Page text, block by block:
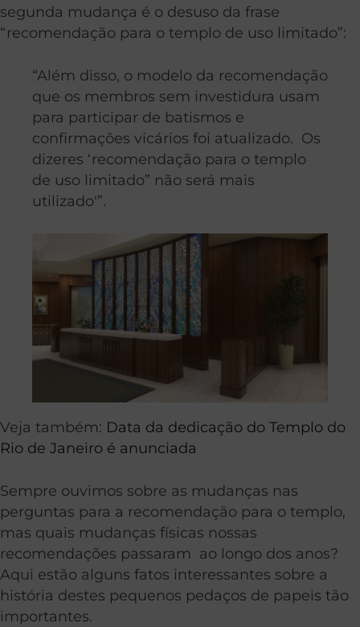
segunda mudança é o desuso da frase
“recomendação para o templo de uso limitado”:
“Além disso, o modelo da recomendação
que os membros sem investidura usam
para participar de batismos e
confirmações vicários foi atualizado. Os
dizeres ‘recomendação para o templo
de uso limitado” não será mais
utilizado'”.
Veja também: Data da dedicação do Templo do
Rio de Janeiro é anunciada
Sempre ouvimos sobre as mudanças nas
perguntas para a recomendação para o templo,
mas quais mudanças físicas nossas
recomendações passaram ao longo dos anos?
Aqui estão alguns fatos interessantes sobre a
história destes pequenos pedaços de papeis tão
importantes.